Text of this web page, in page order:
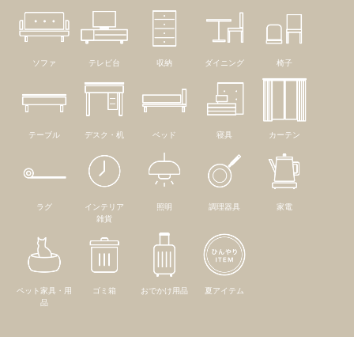
ソファ テレビ台 収納 ダイニング 椅子
テーブル デスク・机 ベッド 寝具 カーテン
ラグ
インテリア
雑貨
照明 調理器具 家電
ペット家具・用
品
ゴミ箱 おでかけ用品 夏アイテム